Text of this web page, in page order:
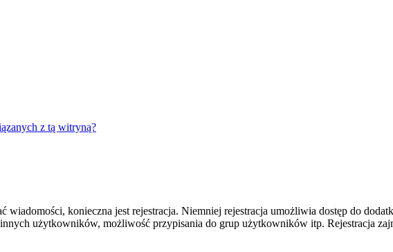
z tą witryną?
konieczna jest rejestracja. Niemniej rejestracja umożliwia dostęp do
użytkowników, możliwość przypisania do grup użytkowników itp. Rejestracja